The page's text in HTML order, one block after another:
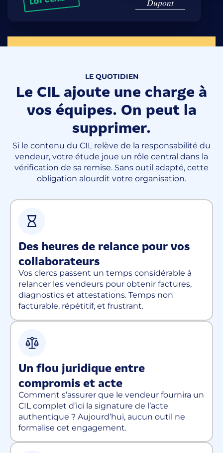
Dupont
LE QUOTIDIEN
Le CIL ajoute une charge à
vos équipes. On peut la
supprimer.
Si le contenu du CIL relève de la responsabilité du
vendeur, votre étude joue un rôle central dans la
vérification de sa remise. Sans outil adapté, cette
obligation alourdit votre organisation.
Des heures de relance pour vos
collaborateurs
Vos clercs passent un temps considérable à
relancer les vendeurs pour obtenir factures,
diagnostics et attestations. Temps non
facturable, répétitif, et frustrant.
Un flou juridique entre
compromis et acte
Comment s’assurer que le vendeur fournira un
CIL complet d’ici la signature de l’acte
authentique ? Aujourd’hui, aucun outil ne
formalise cet engagement.